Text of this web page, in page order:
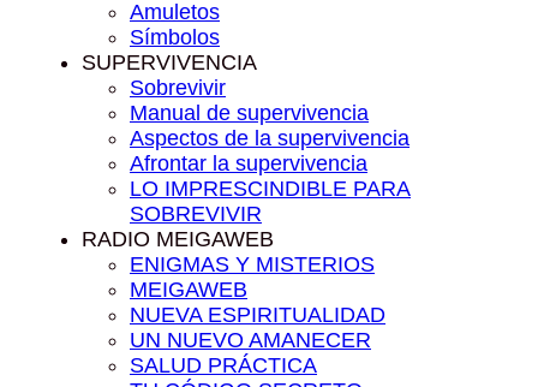
Amuletos
Símbolos
SUPERVIVENCIA
Sobrevivir
Manual de supervivencia
Aspectos de la supervivencia
Afrontar la supervivencia
LO IMPRESCINDIBLE PARA
SOBREVIVIR
RADIO MEIGAWEB
ENIGMAS Y MISTERIOS
MEIGAWEB
NUEVA ESPIRITUALIDAD
UN NUEVO AMANECER
SALUD PRÁCTICA